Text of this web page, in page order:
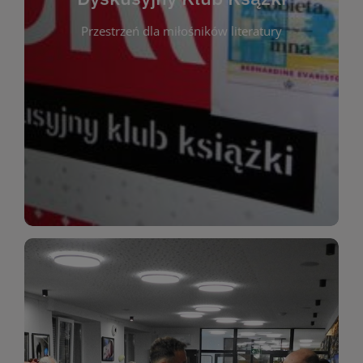
Przestrzeń dla miłośników literatury
Dyskusyjny Klub Ksążki
Dyskusyjny Klub Książki to przestrzeń dla
miłośników literatury, którzy lubią dzielić się
opiniami i emocjami po lekturze. Spotykamy się
regularnie, by rozmawiać o wybranych tytułach z
różnych gatunków literackich. Każde spotkanie to
okazja do inspirującej dyskusji, wymiany
miłośników estetycznych doznań!
WIĘCEJ